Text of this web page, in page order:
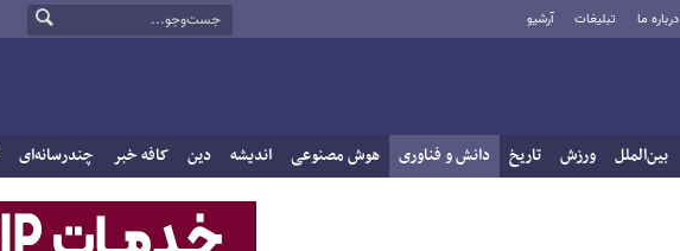
درباره ما تبلیغات آرشیو
بین‌الملل ورزش تاریخ دانش و فناوری هوش مصنوعی اندیشه دین کافه خبر چندرسانه‌ای